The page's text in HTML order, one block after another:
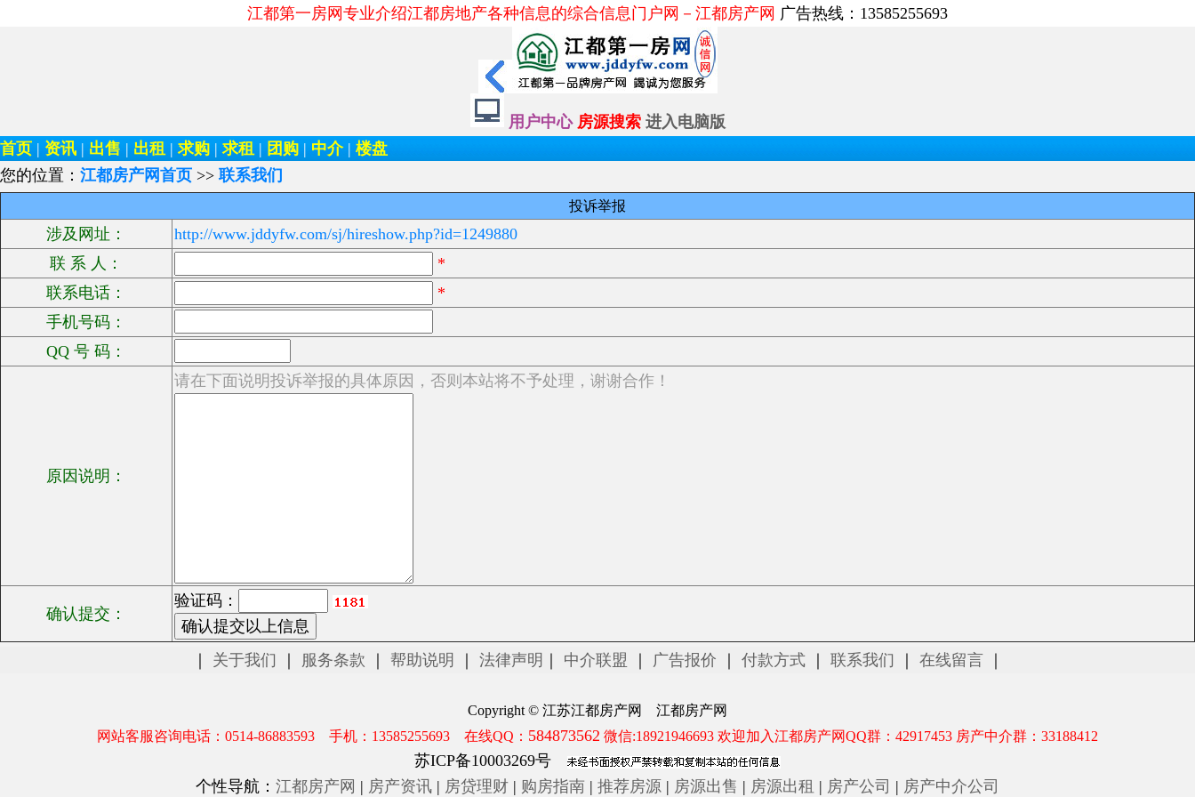
江都第一房网专业介绍江都房地产各种信息的综合信息门户网－江都房产网 广告热线：13585255693
用户中心 房源搜索 进入电脑版
首页 | 资讯 | 出售 | 出租|求购 |求租| 团购 | 中介| 楼盘
您的位置： 江都房产网首页 >> 联系我们
投诉举报
涉及网址：
http://www.jddyfw.com/sj/hireshow.php?id=1249880
联 系 人：
*
联系电话：
*
手机号码：
QQ 号 码：
原因说明：
请在下面说明投诉举报的具体原因，否则本站将不予处理，谢谢合作！
确认提交：
验证码：
关于我们 服务条款 帮助说明 法律声明 中介联盟 广告报价 付款方式｜ 联系我们 在线留言｜
Copyright © 江苏江都房产网 江都房产网
网站客服咨询电话：0514-86883593 手机：13585255693 在线QQ： 584873562 微信:18921946693 欢迎加入江都房产网QQ群：42917453 房产中介群：33188412
苏ICP备10003269号
个性导航： 江都房产网 | 房产资讯 | 房贷理财 | 购房指南 | 推荐房源 | 房源出售 | 房源出租 | 房产公司 | 房产中介公司